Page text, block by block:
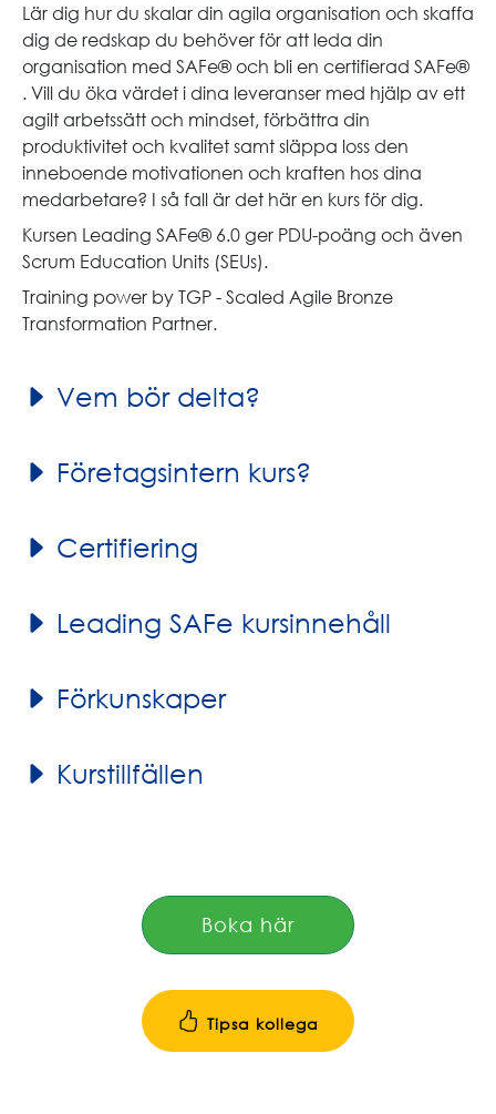
Lär dig hur du skalar din agila organisation och skaffa
dig de redskap du behöver för att leda din
organisation med SAFe® och bli en certifierad SAFe®
. Vill du öka värdet i dina leveranser med hjälp av ett
agilt arbetssätt och mindset, förbättra din
produktivitet och kvalitet samt släppa loss den
inneboende motivationen och kraften hos dina
medarbetare? I så fall är det här en kurs för dig.
Kursen Leading SAFe® 6.0 ger PDU-poäng och även
Scrum Education Units (SEUs).
Training power by TGP - Scaled Agile Bronze
Transformation Partner.
Vem bör delta?
Företagsintern kurs?
Certifiering
Leading SAFe kursinnehåll
Förkunskaper
Kurstillfällen
Boka här
Tipsa kollega